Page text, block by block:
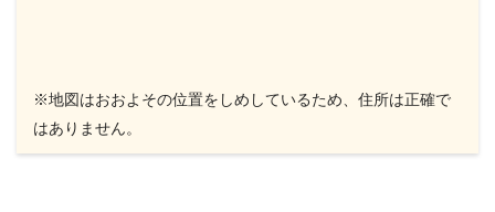
※地図はおおよその位置をしめしているため、住所は正確で
はありません。